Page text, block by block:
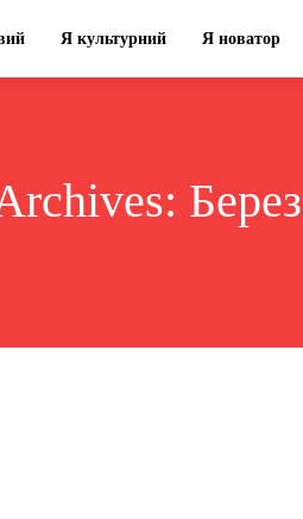
Я культурний Я новатор